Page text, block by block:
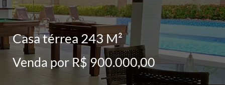
Casa térrea 243 M²
Venda por R$ 900.000,00